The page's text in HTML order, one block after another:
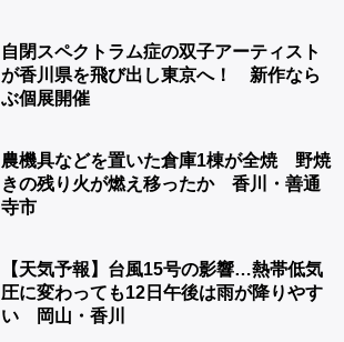
自閉スペクトラム症の双子アーティスト
が香川県を飛び出し東京へ！ 新作なら
ぶ個展開催
農機具などを置いた倉庫1棟が全焼 野焼
きの残り火が燃え移ったか 香川・善通
寺市
【天気予報】台風15号の影響…熱帯低気
圧に変わっても12日午後は雨が降りやす
い 岡山・香川